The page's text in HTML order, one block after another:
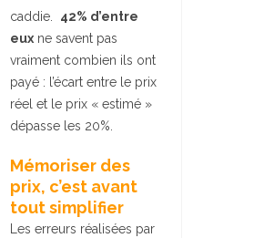
caddie. 42% d’entre
eux ne savent pas
vraiment combien ils ont
payé : l’écart entre le prix
réel et le prix « estimé »
dépasse les 20%.
Mémoriser des
prix, c’est avant
tout simplifier
Les erreurs réalisées par